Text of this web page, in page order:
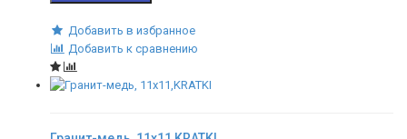
Добавить в избранное
Добавить к сравнению